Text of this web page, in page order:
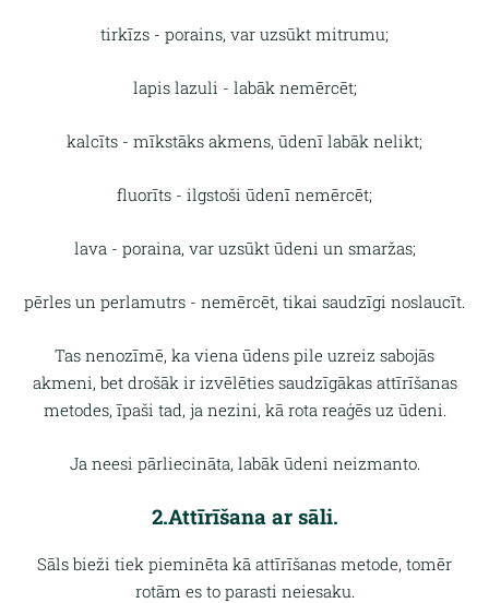
tirkīzs - porains, var uzsūkt mitrumu;
lapis lazuli - labāk nemērcēt;
kalcīts - mīkstāks akmens, ūdenī labāk nelikt;
fluorīts - ilgstoši ūdenī nemērcēt;
lava - poraina, var uzsūkt ūdeni un smaržas;
pērles un perlamutrs - nemērcēt, tikai saudzīgi noslaucīt.
Tas nenozīmē, ka viena ūdens pile uzreiz sabojās
akmeni, bet drošāk ir izvēlēties saudzīgākas attīrīšanas
metodes, īpaši tad, ja nezini, kā rota reaģēs uz ūdeni.
Ja neesi pārliecināta, labāk ūdeni neizmanto.
2.Attīrīšana ar sāli.
Sāls bieži tiek pieminēta kā attīrīšanas metode, tomēr
rotām es to parasti neiesaku.